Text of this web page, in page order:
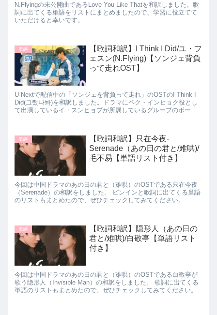
N.Flyingの未公開曲であるLove You Like Thatを和訳しました。歌
詞に出てくる単語をリストにまとめましたので、学習に役立てて
いただけると幸いです。
歌詞
【歌詞和訳】I Think I Did/ユ・フ
ェスン(N.Flying)【ソンジェ背負
って走れOST】
U-Nextで配信中の「ソンジェを背負って走れ」のOSTのI Think I
Did(그랬나봐)を和訳しました。ドラマにペク・インヒョク役とし
て出演しているイ・スンヒョプが所属しているグループのボーカ
歌詞
【歌詞和訳】只在今夜-
Serenade（あの日の君と/难哄)/
毛不易【単語リスト付き】
今回は中国ドラマのあの日の君と（难哄）のOSTである只在今夜
（Serenade）の和訳をしました。 ピンインと歌詞に出てくる単語
のリストもまとめたので、ぜひチェックしてみてください。
歌詞
【歌詞和訳】隠形人（あの日の
君と/难哄)/白敬亭【単語リスト
付き】
今回は中国ドラマのあの日の君と（难哄）のOSTである白敬亭が
歌う隐形人（Invisible Man）の和訳をしました。 歌詞に出てくる
単語のリストもまとめたので、ぜひチェックしてみてください。